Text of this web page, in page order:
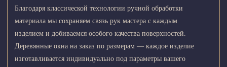
Благодаря классической технологии ручной обработки
материала мы сохраняем связь рук мастера с каждым
изделием и добиваемся особого качества поверхностей.
Деревянные окна на заказ по размерам — каждое изделие
изготавливается индивидуально под параметры вашего